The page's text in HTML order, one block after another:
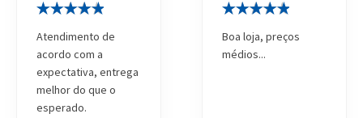
Atendimento de
acordo com a
expectativa, entrega
melhor do que o
esperado.
Boa loja, preços
médios...